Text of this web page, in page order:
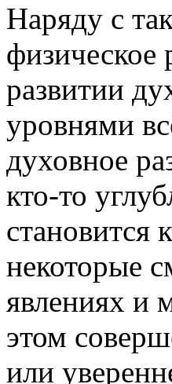
Наряду с
физическое
развитии
уровнями
духовное
кто-то
становится
некоторые
явлениях и
этом
или